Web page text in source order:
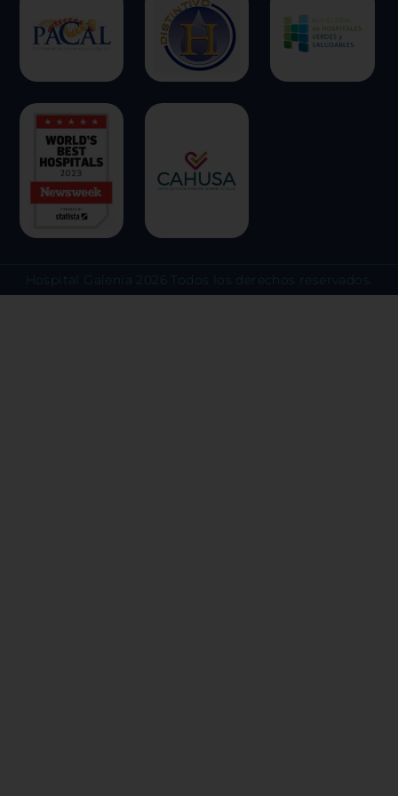
Hospital Galenia 2026 Todos los derechos reservados.
escoger no permitirnos usar ciertas
clic en los encabezados de cada
más y cambiar nuestras
predeterminadas. Sin embargo, el
algunos tipos de cookies puede
Más información
Permitir todas
Sistema de personalización